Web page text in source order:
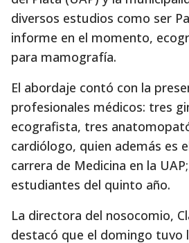
diversos estudios como ser
informe en el momento,
para mamografía.
El abordaje contó con la
profesionales médicos: tres
ecografista, tres
cardiólogo, quien además es
carrera de Medicina en la
estudiantes del quinto año.
La directora del nosocomio,
destacó que el domingo tuvo